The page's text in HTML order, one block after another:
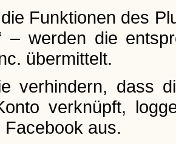
Funktionen des
– werden die
übermittelt.
verhindern, dass
verknüpft,
Facebook aus.